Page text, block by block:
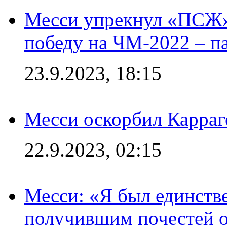
Месси упрекнул «ПСЖ»
победу на ЧМ-2022 –
23.9.2023, 18:15
Месси оскорбил
22.9.2023, 02:15
Месси: «Я был
получившим почестей